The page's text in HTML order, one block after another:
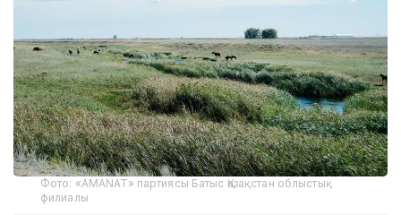
Фото: «AMANAT» партиясы Батыс Қазақстан облыстық
филиалы